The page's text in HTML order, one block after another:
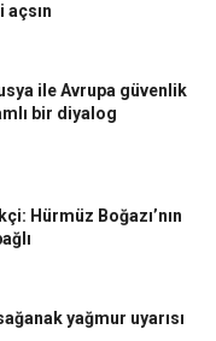
açsın
ile Avrupa güvenlik
bir diyalog
Hürmüz Boğazı’nın
yağmur uyarısı